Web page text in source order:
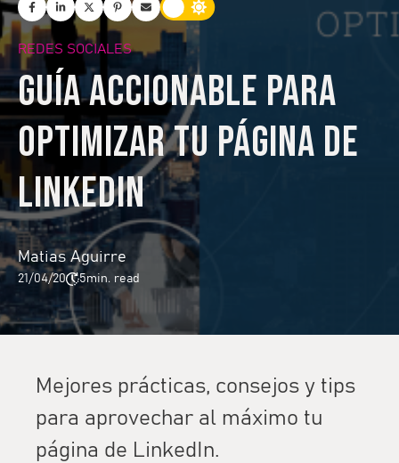
REDES SOCIALES
Guía accionable para
optimizar tu página de
LinkedIn
Matias Aguirre
21/04/20 5min. read
Mejores prácticas, consejos y tips
para aprovechar al máximo tu
página de LinkedIn.